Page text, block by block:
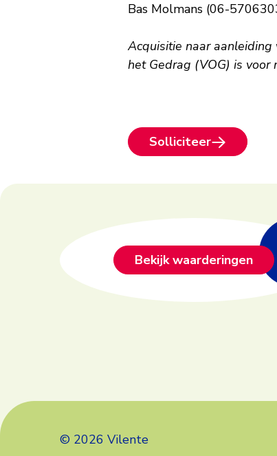
Bas Molmans (06-
Acquisitie naar
het Gedrag (VOG) is
Solliciteer
Footer
Bekijk waarderingen
© 2026 Vilente